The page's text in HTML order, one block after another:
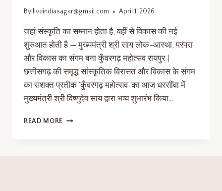
By liveindiasagar@gmail.com April 1, 2026
जहां संस्कृति का सम्मान होता है, वहीं से विकास की नई
शुरुआत होती है — मुख्यमंत्री श्री साय लोक-आस्था, परंपरा
और विकास का संगम बना कुँवरगढ़ महोत्सव रायपुर |
छत्तीसगढ़ की समृद्ध सांस्कृतिक विरासत और विकास के संगम
का सशक्त प्रतीक ‘कुँवरगढ़ महोत्सव’ का आज धरसींवा में
मुख्यमंत्री श्री विष्णुदेव साय द्वारा भव्य शुभारंभ किया…
READ MORE